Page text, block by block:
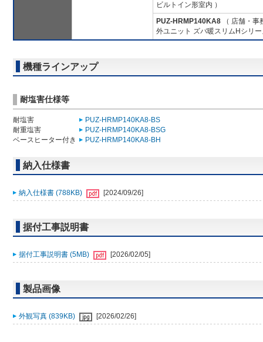
ビルトイン形室内 ）
PUZ-HRMP140KA8 （ 店舗・
外ユニット ズバ暖スリムHシリ
機種ラインアップ
耐塩害仕様等
耐塩害
PUZ-HRMP140KA8-BS
耐重塩害
PUZ-HRMP140KA8-BSG
ベースヒーター付き
PUZ-HRMP140KA8-BH
納入仕様書
納入仕様書 (788KB) [2024/09/26]
据付工事説明書
据付工事説明書 (5MB) [2026/02/05]
製品画像
外観写真 (839KB) [2026/02/26]